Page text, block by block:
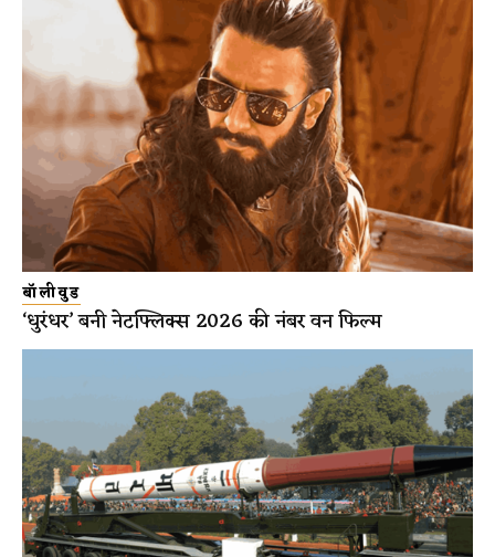
बॉलीवुड
‘धुरंधर’ बनी नेटफ्लिक्स 2026 की नंबर वन फिल्म